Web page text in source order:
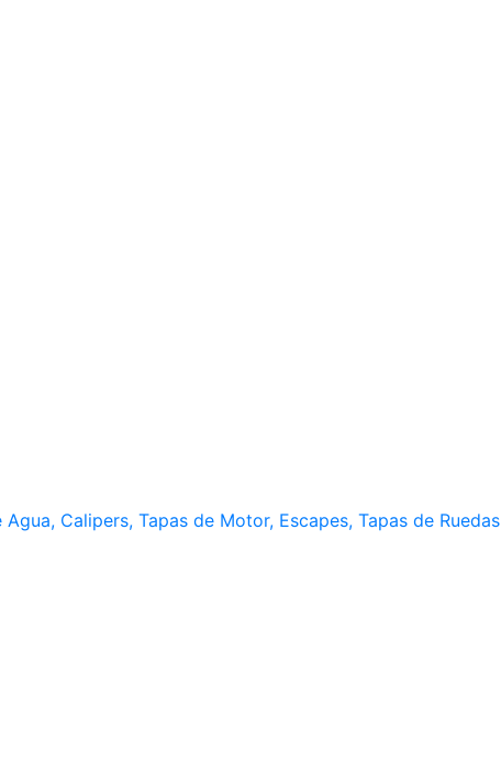
Calipers, Tapas de Motor, Escapes, Tapas de Ruedas